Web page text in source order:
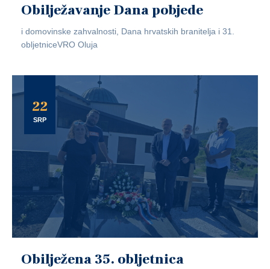
Obilježavanje Dana pobjede
i domovinske zahvalnosti, Dana hrvatskih branitelja i 31.
obljetniceVRO Oluja
22
SRP
Obilježena 35. obljetnica